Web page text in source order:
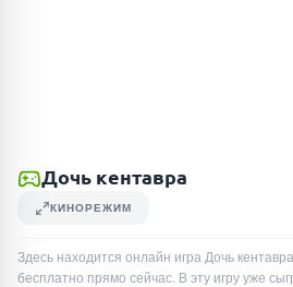
Дочь кентавра
КИНОРЕЖИМ
Здесь находится онлайн игра Дочь
бесплатно прямо сейчас. В эту игру уже